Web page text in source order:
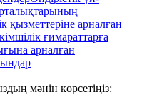
қызметтеріне арналған
ғимараттарға
арналған
мәнін көрсетіңіз: